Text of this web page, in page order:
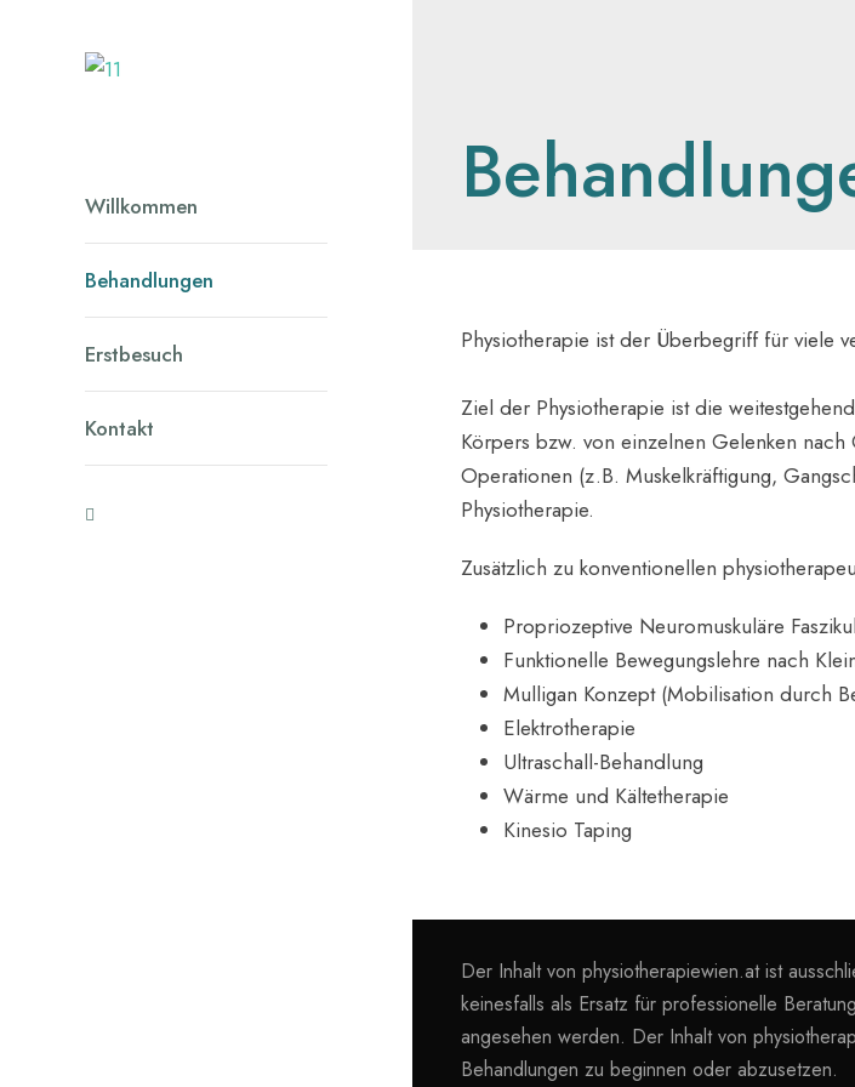
Willkommen
Behandlungen
Erstbesuch
Kontakt
Physiotherapie ist der Überbegriff für viele
Ziel der Physiotherapie ist die
Körpers bzw. von einzelnen Gelenken
Operationen (z.B. Muskelkräftigung,
Physiotherapie.
Zusätzlich zu konventionellen
Propriozeptive Neuromuskuläre
Funktionelle Bewegungslehre nach
Mulligan Konzept (Mobilisation durch
Elektrotherapie
Ultraschall-Behandlung
Wärme und Kältetherapie
Kinesio Taping
Der Inhalt von physiotherapiewien.at ist
keinesfalls als Ersatz für professionelle
angesehen werden. Der Inhalt von
Behandlungen zu beginnen oder abzusetzen.